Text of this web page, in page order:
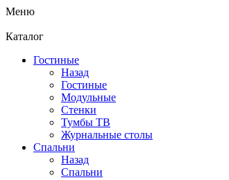
Меню
Каталог
Гостиные
Назад
Гостиные
Модульные
Стенки
Тумбы ТВ
Журнальные столы
Спальни
Назад
Спальни